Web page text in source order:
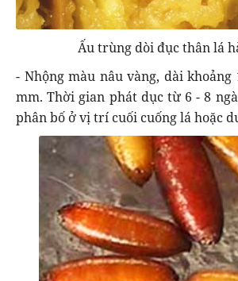
Ấu trùng dòi đục thân lá
- Nhộng màu nâu vàng, dài khoảng
mm. Thời gian phát dục từ 6 - 8
phân bố ở vị trí cuối cuống lá hoặc